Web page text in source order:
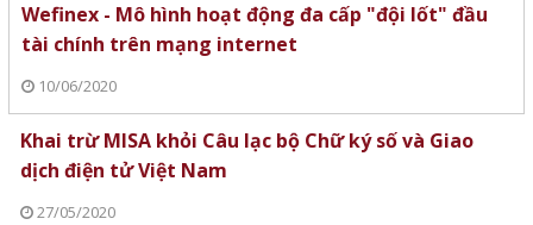
Wefinex - Mô hình hoạt động đa cấp "đội lốt" đầu
tài chính trên mạng internet
10/06/2020
Khai trừ MISA khỏi Câu lạc bộ Chữ ký số và Giao
dịch điện tử Việt Nam
27/05/2020